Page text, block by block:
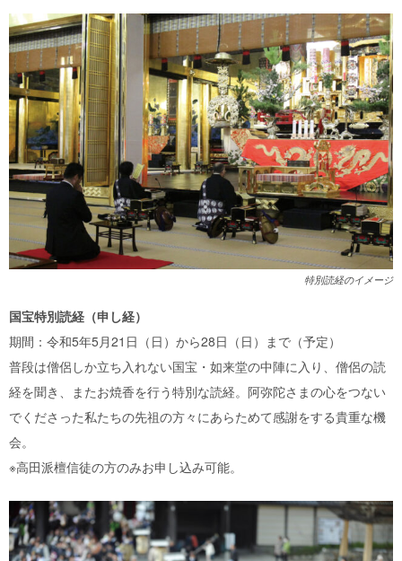
特別読経のイメージ
国宝特別読経（申し経）
期間：令和5年5月21日（日）から28日（日）まで（予定）
普段は僧侶しか立ち入れない国宝・如来堂の中陣に入り、僧侶の読
経を聞き、またお焼香を行う特別な読経。阿弥陀さまの心をつない
でくださった私たちの先祖の方々にあらためて感謝をする貴重な機
会。
※高田派檀信徒の方のみお申し込み可能。